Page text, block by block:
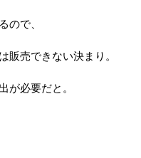
ので、
販売できない決まり。
が必要だと。